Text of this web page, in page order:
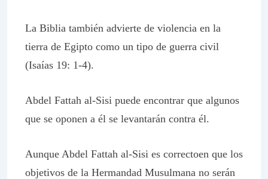
La Biblia también advierte de violencia en la
tierra de Egipto como un tipo de guerra civil
(Isaías 19: 1-4).
Abdel Fattah al-Sisi puede encontrar que algunos
que se oponen a él se levantarán contra él.
Aunque Abdel Fattah al-Sisi es correctoen que los
objetivos de la Hermandad Musulmana no serán